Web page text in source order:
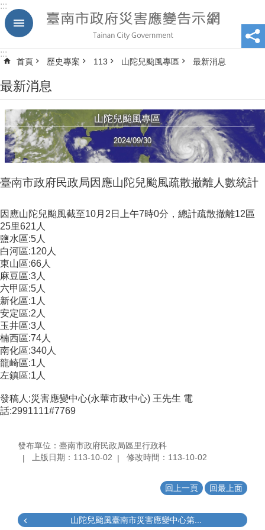
跳到主要內容區塊
:::
:::
首頁 歷史專案 113 山陀兒颱風專區 最新消息
最新消息
山陀兒颱風專區
2024/09/30
臺南市政府民政局因應山陀兒颱風疏散撤離人數統計
因應山陀兒颱風截至10月2日上午7時0分，總計疏散撤離12區
25里621人
鹽水區:5人
白河區:120人
東山區:66人
麻豆區:3人
六甲區:5人
新化區:1人
安定區:2人
玉井區:3人
楠西區:74人
南化區:340人
龍崎區:1人
左鎮區:1人
發稿人:災害應變中心(永華市政中心) 王先生 電
話:2991111#7769
發布單位：臺南市政府民政局區里行政科
上版日期：113-10-02
修改時間：113-10-02
回上一頁 回最上面
山陀兒颱風臺南市災害應變中心第...